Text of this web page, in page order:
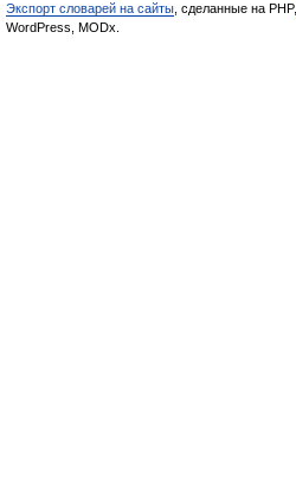
Экспорт словарей на сайты , сделанные на PHP,
WordPress, MODx.